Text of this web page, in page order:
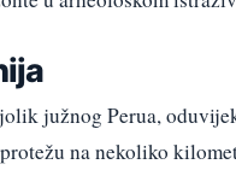
južnog Perua,
na nekoliko